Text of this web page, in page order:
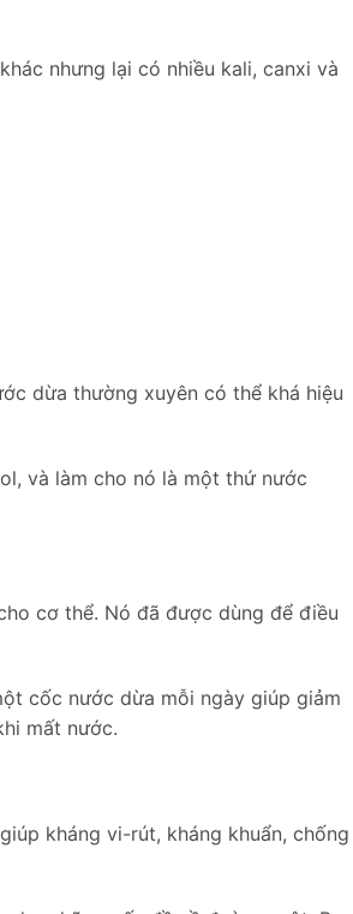
nhưng lại có nhiều kali, canxi và
dừa thường xuyên có thể khá hiệu
và làm cho nó là một thứ nước
cơ thể. Nó đã được dùng để điều
cốc nước dừa mỗi ngày giúp giảm
mất nước.
kháng vi-rút, kháng khuẩn, chống